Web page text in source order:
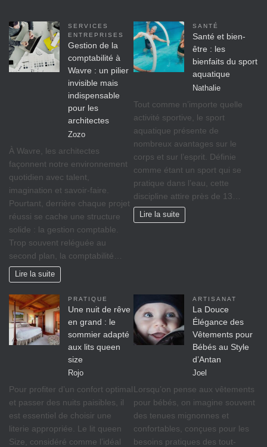
SERVICES
ENTREPRISES
Gestion de la
comptabilité à
Wavre : un pilier
invisible mais
indispensable
pour les
architectes
Zozo
À Wavre, les architectes
façonnent notre environnement
quotidien avec talent,
imagination et savoir-faire.
Pourtant, derrière chaque projet
réussi se cache une structure
solide : la gestion comptable.
Trop souvent reléguée au
second plan, la comptabilité…
Lire la suite
SANTÉ
Santé et bien-
être : les
bienfaits du sport
aquatique
Nathalie
Tout comme n’importe quelle
activité sportive, le sport
aquatique présente de
nombreux avantages sur le
corps et sur l’esprit. Définie
comme étant un sport qui se
pratique dans l’eau, cette
discipline attire près de 13…
Lire la suite
PRATIQUE
Une nuit de rêve
en grand : le
sommier adapté
aux lits queen
size
Rojo
Pour profiter d’un confort optimal
et passer des nuits paisibles, il
est essentiel de choisir une
literie appropriée. Le lit queen
Size, considéré comme l’idéal
ARTISANAT
La Douce
Élégance des
Vêtements pour
Bébés au Style
d’Antan
Joel
Lorsqu’on pense aux vêtements
pour bébés, on imagine souvent
des tenues mignonnes et
confortables, conçues pour les
besoins pratiques des tout-